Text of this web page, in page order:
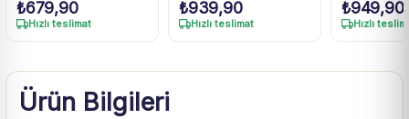
Fiyonk Detaylı Lacivert
Taytlı Takım 9 Ay-4 Yaş
₺679,90
Hızlı teslimat
Takım
₺939,90
Hızlı teslimat
İspanyol
Pantolon
₺949,90
Hızlı
Ürün Bilgileri